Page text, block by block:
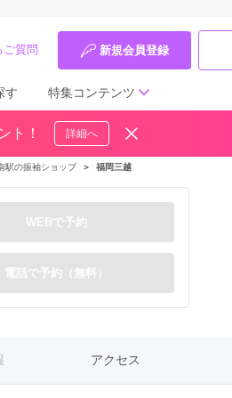
ご質問 新規会員登録
す 特集コンテンツ
ママ振特集
個性的振袖コーディネート特集
成人式レポート
振袖ブランド特集
口コミ優秀店舗
ト！ 詳細へ
駅の振袖ショップ ＞ 福岡三越
WEBで予約
電話で予約（無料）
アクセス